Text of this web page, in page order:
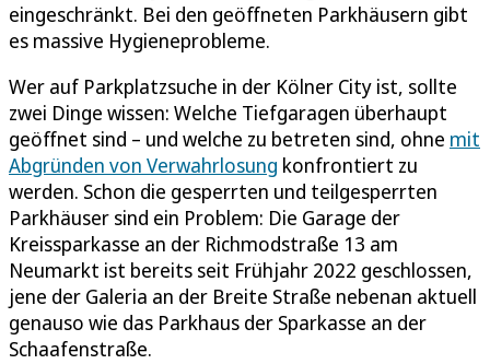
eingeschränkt. Bei den geöffneten Parkhäusern gibt
es massive Hygieneprobleme.
Wer auf Parkplatzsuche in der Kölner City ist, sollte
zwei Dinge wissen: Welche Tiefgaragen überhaupt
geöffnet sind – und welche zu betreten sind, ohne mit
Abgründen von Verwahrlosung konfrontiert zu
werden. Schon die gesperrten und teilgesperrten
Parkhäuser sind ein Problem: Die Garage der
Kreissparkasse an der Richmodstraße 13 am
Neumarkt ist bereits seit Frühjahr 2022 geschlossen,
jene der Galeria an der Breite Straße nebenan aktuell
genauso wie das Parkhaus der Sparkasse an der
Schaafenstraße.